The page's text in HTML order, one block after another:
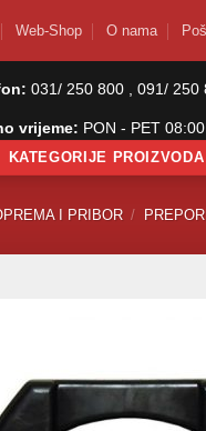
Web-Shop O nama
031/ 250 800 , 091/ 250
vrijeme: PON - PET
KATEGORIJE PROIZVODA
I PRIBOR /